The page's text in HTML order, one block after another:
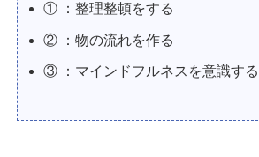
① ：整理整頓をする
② ：物の流れを作る
③ ：マインドフルネスを意識す